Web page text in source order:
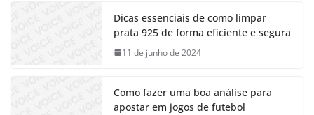
Dicas essenciais de como limpar
prata 925 de forma eficiente e segura
11 de junho de 2024
Como fazer uma boa análise para
apostar em jogos de futebol